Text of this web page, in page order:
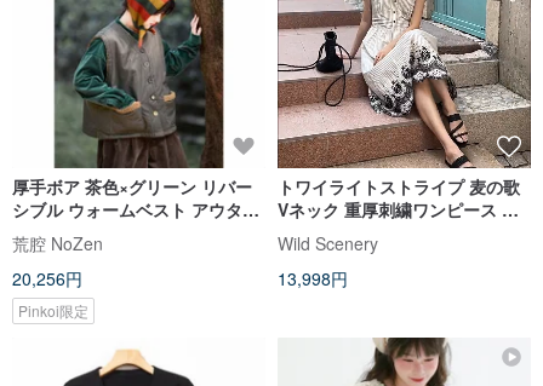
厚手ボア 茶色×グリーン リバー
シブル ウォームベスト アウター
handmade
荒腔 NoZen
20,256円
Pinkoi限定
トワイライトストライプ 麦の歌
Vネック 重厚刺繍ワンピース ス
トライプ切り替えワンピース
Wild Scenery
13,998円